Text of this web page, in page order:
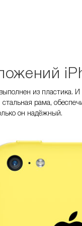
из пластика. И
рама,
он надёжный.